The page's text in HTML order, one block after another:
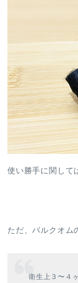
使い勝手に関して
ただ、バルクオム
衛生上３〜４